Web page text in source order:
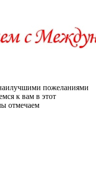
пожеланиями
к вам в этот
отмечаем